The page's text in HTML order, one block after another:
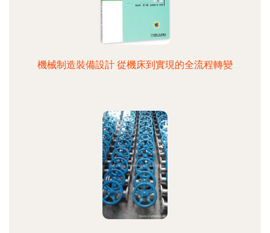
機械制造裝備設計 從機床到實現的全流程轉變